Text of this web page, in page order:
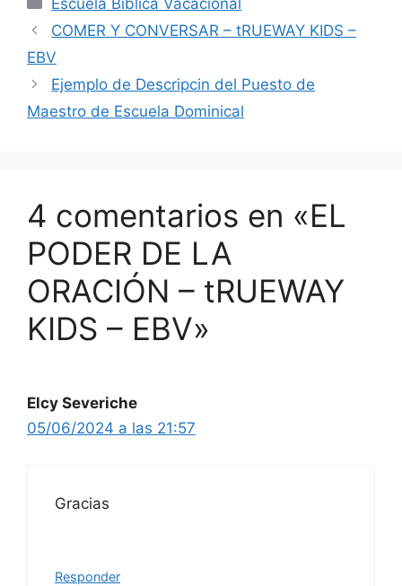
Escuela Bíblica Vacacional
COMER Y CONVERSAR – tRUEWAY KIDS –
EBV
Ejemplo de Descripcin del Puesto de
Maestro de Escuela Dominical
4 comentarios en «EL
PODER DE LA
ORACIÓN – tRUEWAY
KIDS – EBV»
Elcy Severiche
05/06/2024 a las 21:57
Gracias
Responder